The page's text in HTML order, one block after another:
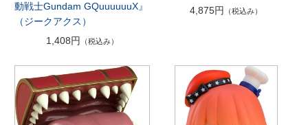
動戦士Gundam GQuuuuuuX』
（ジークアクス）
1,408円
（税込み）
4,875円
（税込み）